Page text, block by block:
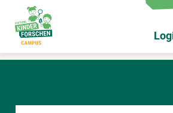
Hauptinhalt
wechseln